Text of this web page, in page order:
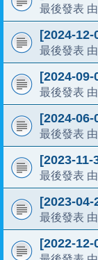
最後發表
[2024-
最後發表
[2024-
最後發表
[2024-
最後發表
[2023-
最後發表
[2023-
最後發表
[2022-